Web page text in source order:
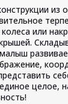
из
или
целое,